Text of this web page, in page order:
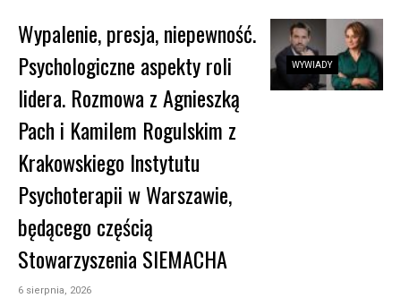
WYWIADY
Wypalenie, presja, niepewność.
Psychologiczne aspekty roli
lidera. Rozmowa z Agnieszką
Pach i Kamilem Rogulskim z
Krakowskiego Instytutu
Psychoterapii w Warszawie,
będącego częścią
Stowarzyszenia SIEMACHA
6 sierpnia, 2026